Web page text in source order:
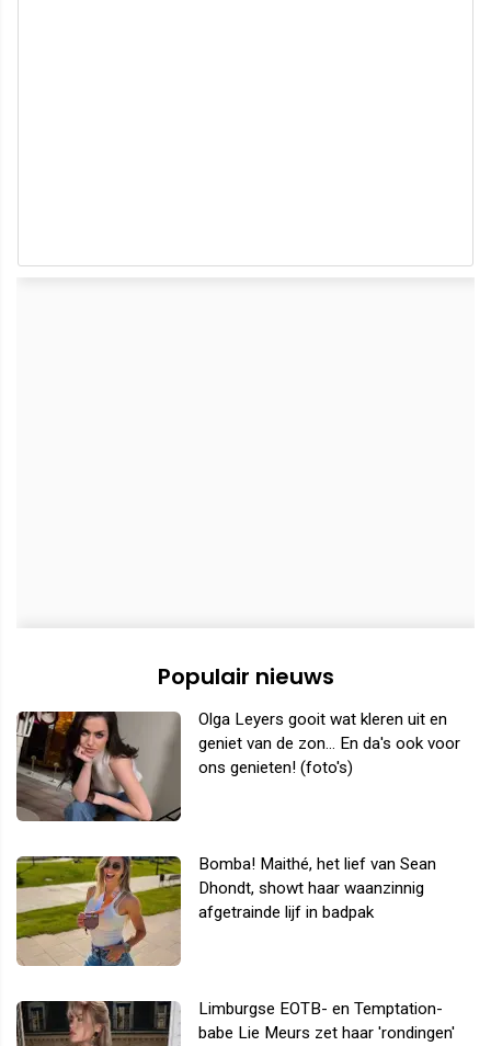
Populair nieuws
Olga Leyers gooit wat kleren uit en
geniet van de zon... En da's ook voor
ons genieten! (foto's)
Bomba! Maithé, het lief van Sean
Dhondt, showt haar waanzinnig
afgetrainde lijf in badpak
Limburgse EOTB- en Temptation-
babe Lie Meurs zet haar 'rondingen'